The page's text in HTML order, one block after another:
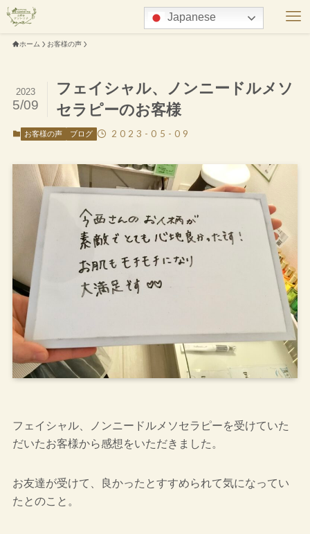
ホーム お客様の声
フェイシャル、ノンニードルメソ
セラピーのお客様
2023
5/09
お客様の声 ブログ 2023-05-09
フェイシャル、ノンニードルメソセラピーを受けていた
だいたお客様から感想をいただきました。
お友達が受けて、良かったとすすめられて気になってい
たとのこと。
Japanese